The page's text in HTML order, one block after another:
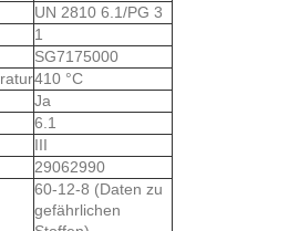
UN 2810 6.1/PG 3
1
SG7175000
410 °C
Ja
6.1
III
29062990
60-12-8 (Daten zu
gefährlichen